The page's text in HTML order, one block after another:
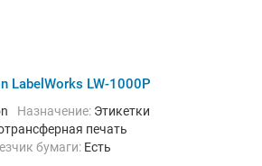
LabelWorks LW-1000P
Назначение: Этикетки
печать
бумаги: Есть